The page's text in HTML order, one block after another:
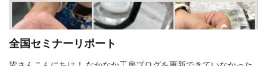
全国セミナーリポート